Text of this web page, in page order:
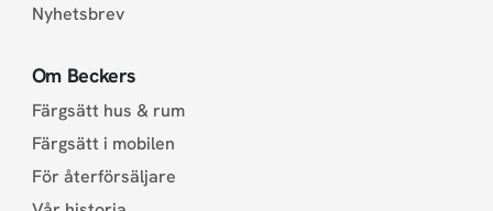
Nyhetsbrev
Om Beckers
Färgsätt hus & rum
Färgsätt i mobilen
För återförsäljare